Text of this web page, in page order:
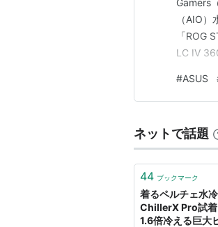
（AIO
「ROG
LC IV
クトに
#ASUS
ネットで話題
44 ブックマーク
着るペルチェ水
ChillerX Pro試
1.6倍冷える巨大